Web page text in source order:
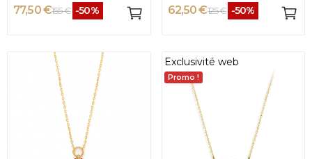
77,50 €155 € -50% 62,50 €125 € -50%
Exclusivité web
Promo !